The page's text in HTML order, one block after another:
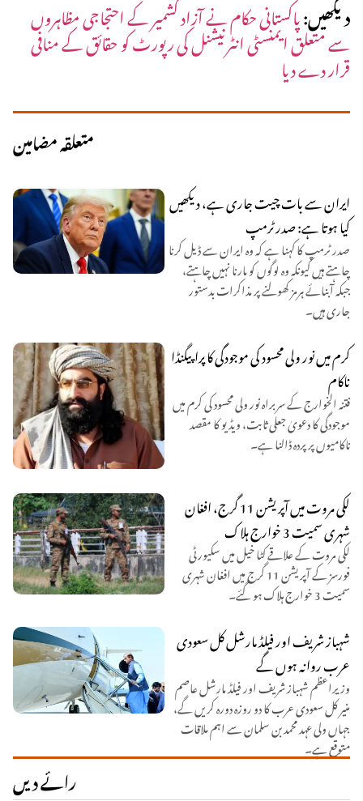
دیکھیں:پاکستانی حکام نے آزاد کشمیر کے احتجاجی مظاہروں
سے متعلق ایمنسٹی انٹرنیشنل کی رپورٹ کو حقائق کے منافی
قرار دے دیا
متعلقہ مضامین
ایران سے بات چیت جاری ہے، دیکھیں
کیا ہوتا ہے: صدر ٹرمپ
صدر ٹرمپ کا کہنا ہے کہ وہ ایران سے ڈیل کرنا
چاہتے ہیں کیونکہ وہ لوگوں کو مارنا نہیں چاہتے،
جبکہ آبنائے ہرمز کھولنے پر مذاکرات بدستور
جاری ہیں۔
کرم میں نور ولی محسود کی موجودگی کا پراپیگنڈا
ناکام
فتنہ الخوارج کے سربراہ نور ولی محسود کی کرم میں
موجودگی کا دعویٰ جعلی ثابت، ویڈیو کا مقصد
ناکامیوں پر پردہ ڈالنا ہے۔
لکی مروت میں آپریشن 11 گرج، افغان
شہری سمیت 3 خوارج ہلاک
لکی مروت کے علاقے کٹا خیل میں سکیورٹی
فورسز کے آپریشن 11 گرج میں افغان شہری
سمیت 3 خوارج ہلاک ہو گئے۔
شہباز شریف اور فیلڈ مارشل کل سعودی
عرب روانہ ہوں گے
وزیراعظم شہباز شریف اور فیلڈ مارشل عاصم
منیر کل سعودی عرب کا دو روزہ دورہ کریں گے،
جہاں ولی عہد محمد بن سلمان سے اہم ملاقات
متوقع ہے۔
رائے دیں